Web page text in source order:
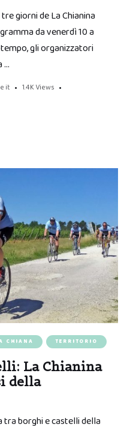
giorni de La Chianina
da venerdì 10 a
gli organizzatori
…
it 1.4K Views
CHIANA TERRITORIO
La Chianina
della
tra borghi e castelli della